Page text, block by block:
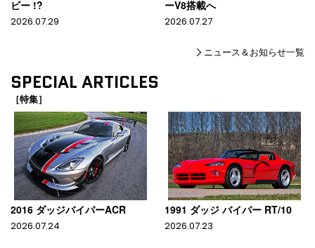
ビー !?
2026.07.29
ーV8搭載へ
2026.07.27
ニュース＆お知らせ一覧
SPECIAL ARTICLES
［特集］
2016 ダッジバイパーACR
2026.07.24
1991 ダッジ バイパー RT/10
2026.07.23